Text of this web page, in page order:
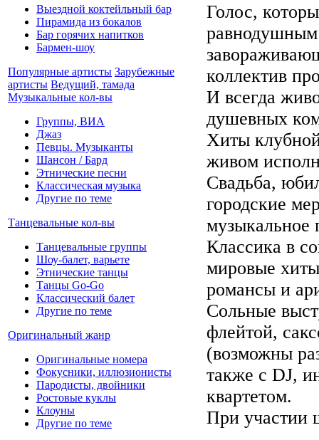
Выездной коктейльный бар
Пирамида из бокалов
Бар горячих напитков
Бармен-шоу
Популярные артисты Зарубежные
артисты Ведущий, тамада
Музыкальные кол-вы
Группы, ВИА
Джаз
Певцы. Музыканты
Шансон / Бард
Этнические песни
Классическая музыка
Другие по теме
Танцевальные кол-вы
Танцевальные группы
Шоу-балет, варьете
Этнические танцы
Танцы Go-Go
Классический балет
Другие по теме
Оригинальный жанр
Оригинальные номера
Фокусники, иллюзионисты
Пародисты, двойники
Ростовые куклы
Клоуны
Другие по теме
Голос,
коллектив
И всегда
душевных
Хиты
живом
Свадьба,
городские
музыкальное
Классика в
мировые
романсы и
Сольные
флейтой,
(возможны
также с DJ,
квартетом.
При участии